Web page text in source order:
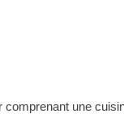
une